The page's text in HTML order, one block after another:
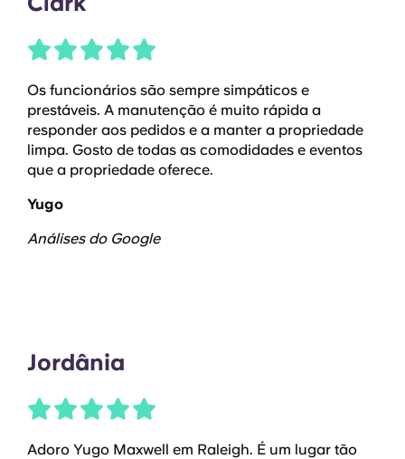
Os funcionários são sempre simpáticos e
prestáveis. A manutenção é muito rápida a
responder aos pedidos e a manter a propriedade
limpa. Gosto de todas as comodidades e eventos
que a propriedade oferece.
Yugo
Análises do Google
Jordânia
Adoro Yugo Maxwell em Raleigh. É um lugar tão